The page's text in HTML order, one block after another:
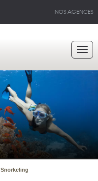
NOS AGENCES
Snorkeling